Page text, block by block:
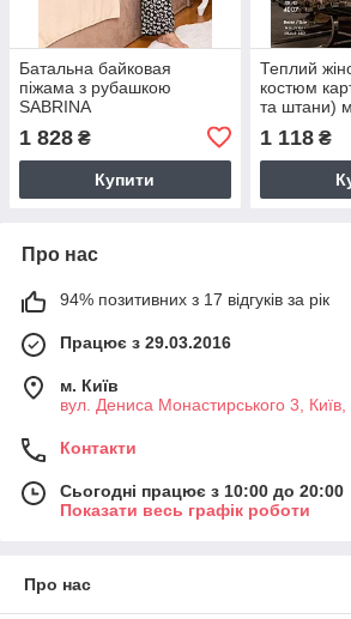
Батальна байковая
піжама з рубашкою
SABRINA
1 828 ₴
Купити
Теплий
костюм
та штани)
1 118₴
Про нас
94% позитивних з 17 відгуків за рік
Працює з 29.03.2016
м. Київ
вул. Дениса Монастирського 3, Київ,
Контакти
Сьогодні працює з 10:00 до 20:00
Показати весь графік роботи
Про нас